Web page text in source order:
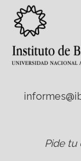
Pide tu